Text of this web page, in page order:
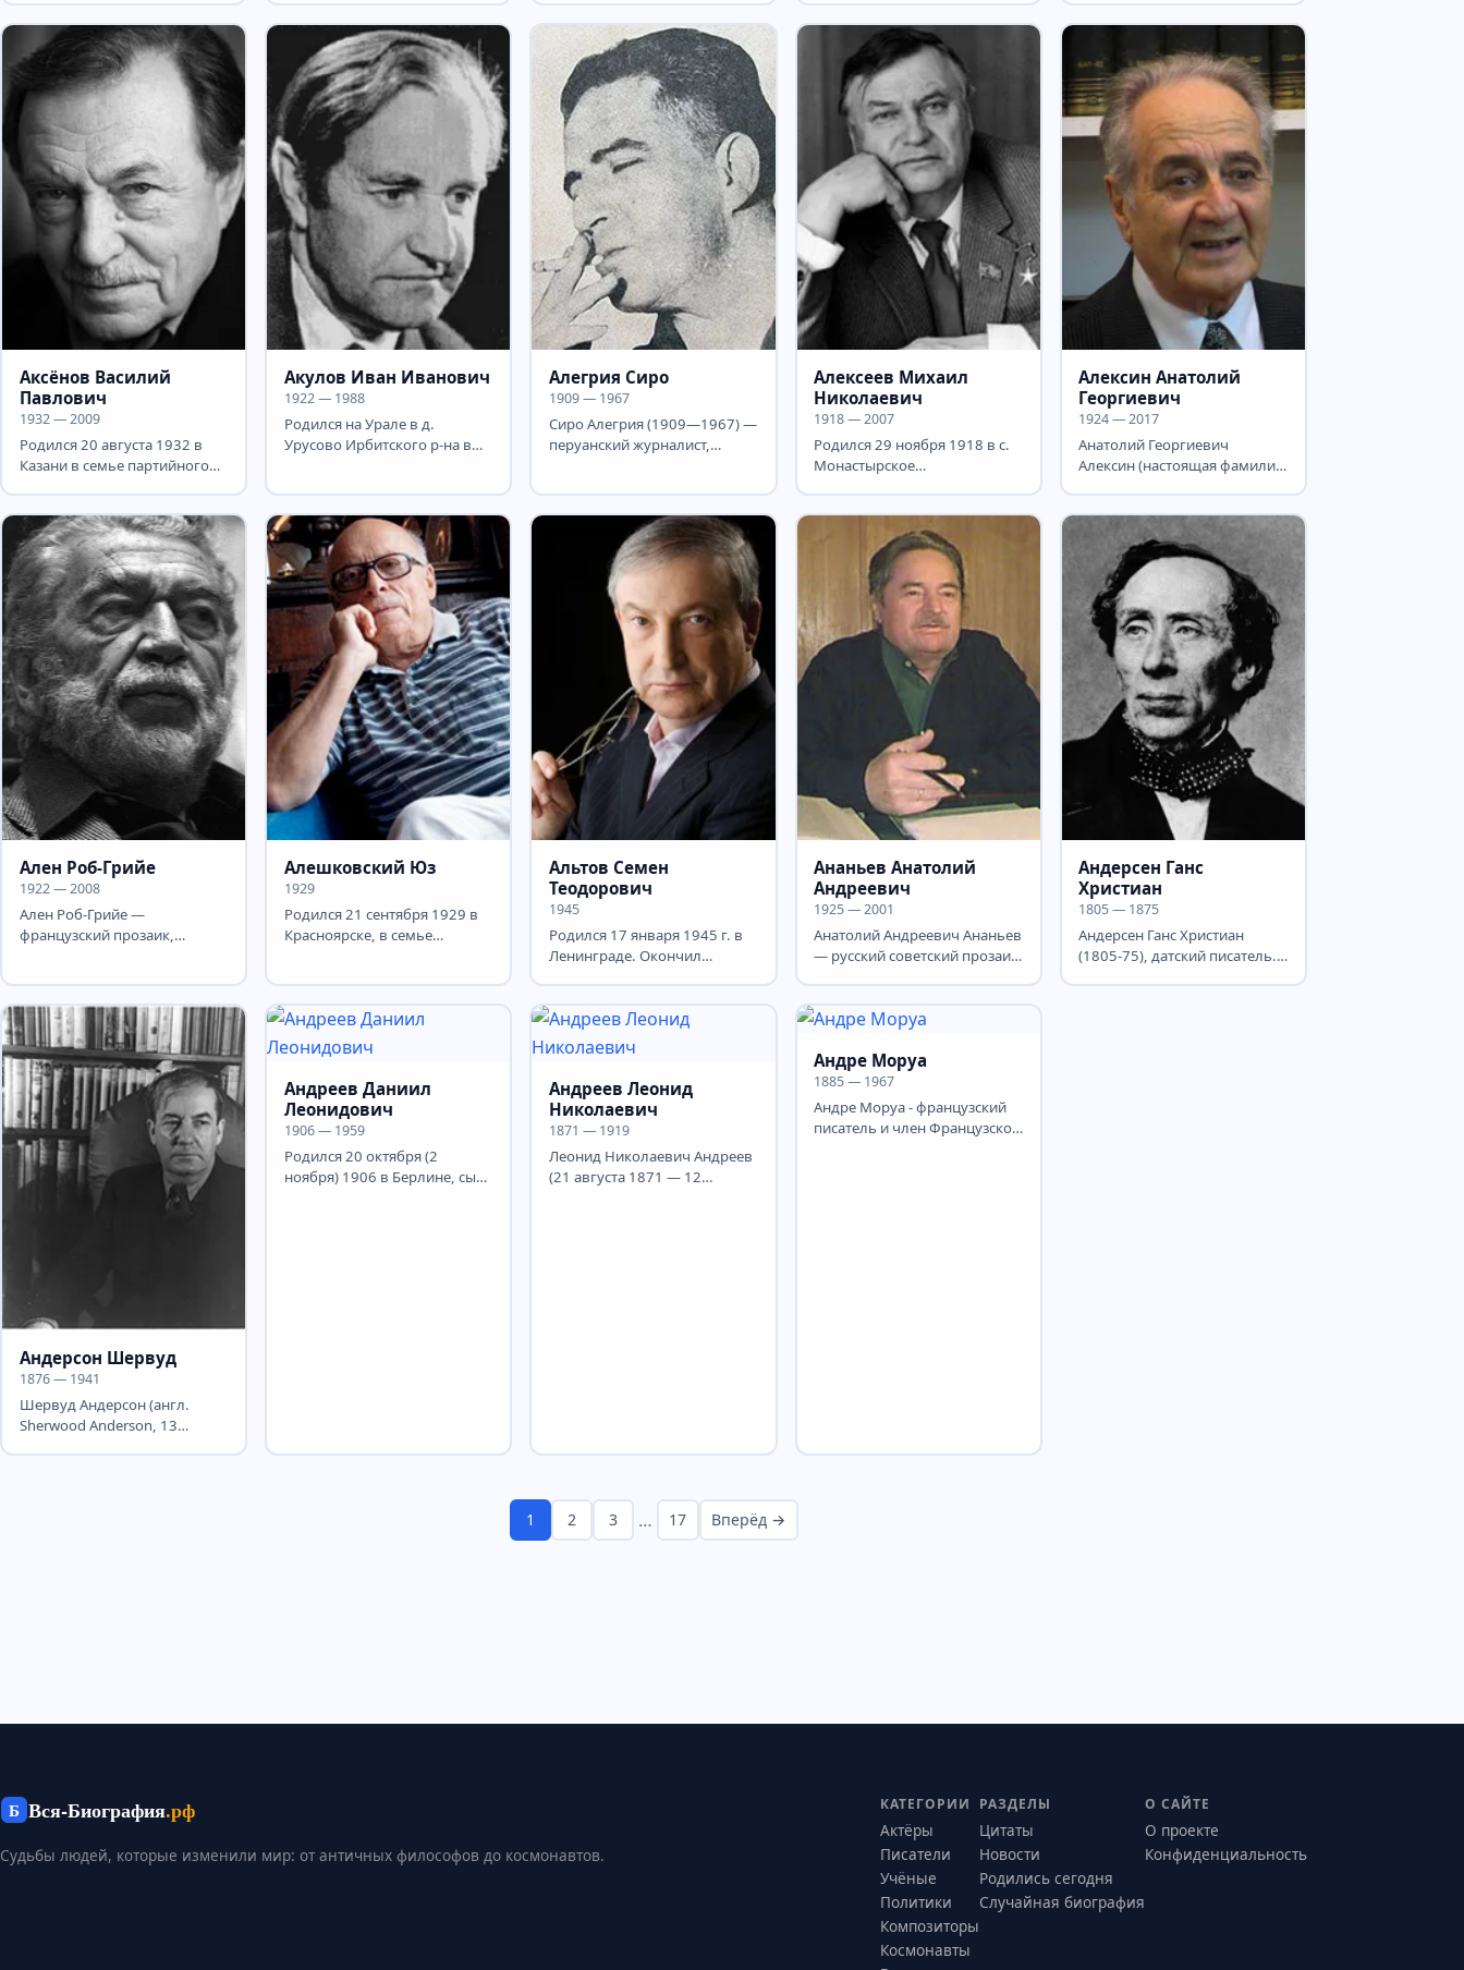
Аксёнов Василий
Павлович
1932 — 2009
Родился 20 августа 1932 в
Казани в семье партийного
Акулов Иван Иванович
1922 — 1988
Родился на Урале в д.
Урусово Ирбитского р-на в
Алегрия Сиро
1909 — 1967
Сиро Алегрия (1909—1967) —
перуанский журналист,
Алексеев Михаил
Николаевич
1918 — 2007
Родился 29 ноября 1918 в с.
Монастырское
Алексин Анатолий
Георгиевич
1924 — 2017
Анатолий Георгиевич
Алексин (настоящая фамилия
Ален Роб-Грийе
1922 — 2008
Ален Роб-Грийе —
французский прозаик,
Алешковский Юз
1929
Родился 21 сентября 1929 в
Красноярске, в семье
Альтов Семен
Теодорович
1945
Родился 17 января 1945 г. в
Ленинграде. Окончил
имени...
Ананьев Анатолий
Андреевич
1925 — 2001
Анатолий Андреевич Ананьев
— русский советский прозаик.
Андерсен Ганс
Христиан
1805 — 1875
Андерсен Ганс Христиан
(1805-75), датский писатель.
Андерсон Шервуд
1876 — 1941
Шервуд Андерсон (англ.
Sherwood Anderson, 13
Андреев Даниил
Леонидович
1906 — 1959
Родился 20 октября (2
ноября) 1906 в Берлине, сын
Андреев Леонид
Николаевич
1871 — 1919
Леонид Николаевич Андреев
(21 августа 1871 — 12
Андре Моруа
1885 — 1967
Андре Моруа - французский
писатель и член Французской
1 2 3 … 17 Вперёд →
Б Вся-Биография.рф
Судьбы людей, которые изменили мир: от античных философов до космонавтов.
КАТЕГОРИИ
Актёры
Писатели
Учёные
Политики
Композиторы
Космонавты
РАЗДЕЛЫ
Цитаты
Новости
Родились сегодня
Случайная биография
О САЙТЕ
О проекте
Конфиденциальность